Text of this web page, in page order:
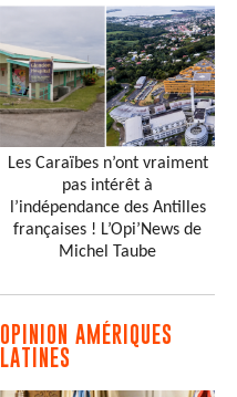
Les Caraïbes n’ont vraiment
pas intérêt à
l’indépendance des Antilles
françaises ! L’Opi’News de
Michel Taube
OPINION AMÉRIQUES
LATINES